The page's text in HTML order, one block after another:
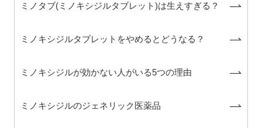
ミノタブ(ミノキシジルタブレット)は生えすぎる？
ミノキシジルタブレットをやめるとどうなる？
ミノキシジルが効かない人がいる5つの理由
ミノキシジルのジェネリック医薬品